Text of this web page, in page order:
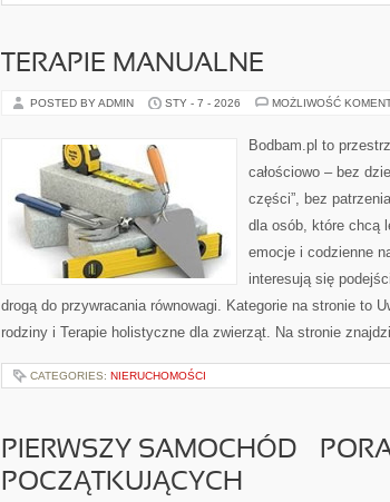
TERAPIE MANUALNE
POSTED BY ADMIN STY - 7 - 2026 MOŻLIWOŚĆ
Bodbam.pl to
całościowo – bez
części”, bez
dla osób, które chcą
emocje i codzienne
interesują się
drogą do przywracania równowagi. Kategorie na stronie to
rodziny i Terapie holistyczne dla zwierząt. Na stronie
CATEGORIES: NIERUCHOMOŚCI
PIERWSZY SAMOCHÓD –
POCZĄTKUJĄCYCH